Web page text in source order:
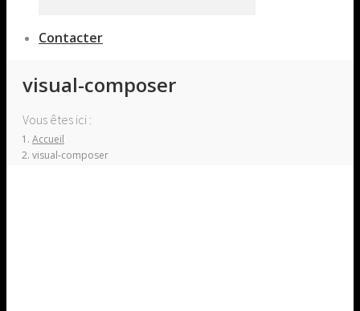
Contacter
visual-composer
Vous êtes ici :
Accueil
visual-composer